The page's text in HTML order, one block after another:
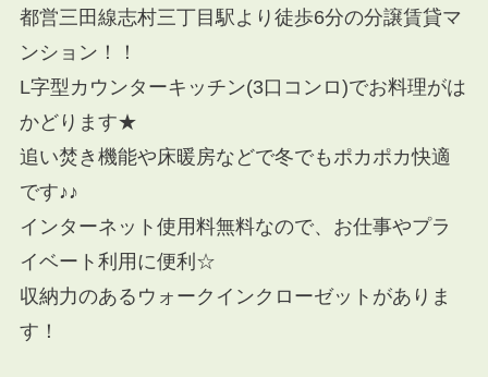
都営三田線志村三丁目駅より徒歩6分の分譲賃貸マ
ンション！！
L字型カウンターキッチン(3口コンロ)でお料理がは
かどります★
追い焚き機能や床暖房などで冬でもポカポカ快適
です♪♪
インターネット使用料無料なので、お仕事やプラ
イベート利用に便利☆
収納力のあるウォークインクローゼットがありま
す！